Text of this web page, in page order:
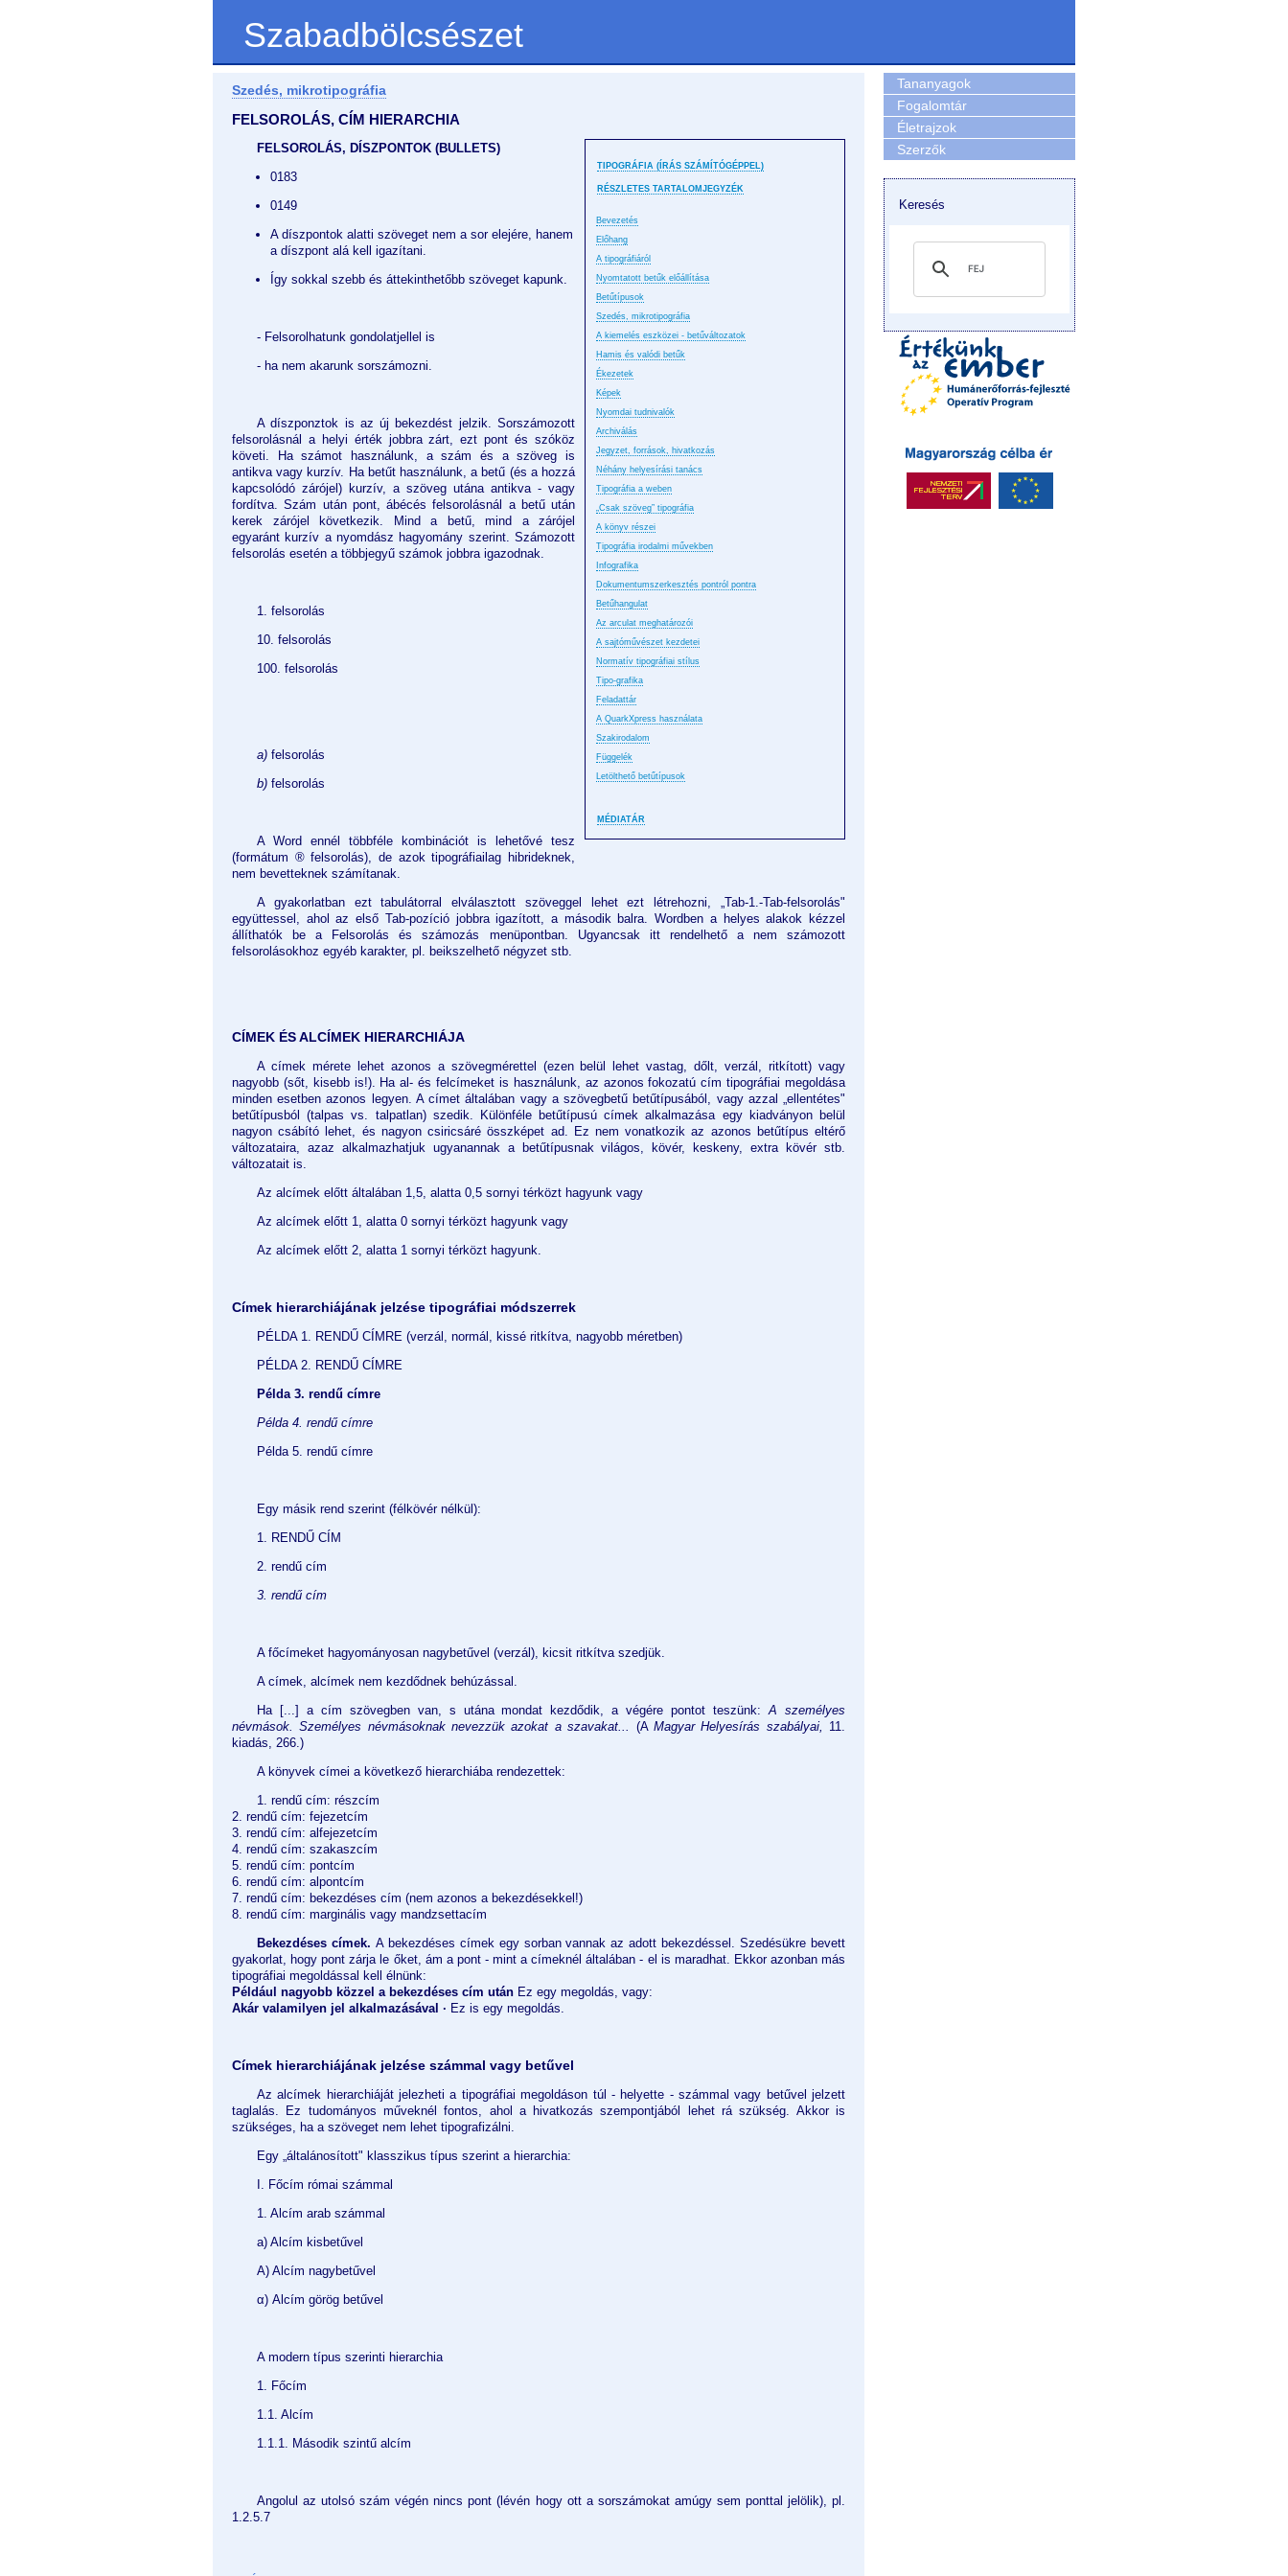
Szabadbölcsészet
Szedés, mikrotipográfia
FELSOROLÁS, CÍM HIERARCHIA
TIPOGRÁFIA (ÍRÁS SZÁMÍTÓGÉPPEL)
RÉSZLETES TARTALOMJEGYZÉK
Bevezetés
Előhang
A tipográfiáról
Nyomtatott betűk előállítása
Betűtípusok
Szedés, mikrotipográfia
A kiemelés eszközei - betűváltozatok
Hamis és valódi betűk
Ékezetek
Képek
Nyomdai tudnivalók
Archiválás
Jegyzet, források, hivatkozás
Néhány helyesírási tanács
Tipográfia a weben
„Csak szöveg” tipográfia
A könyv részei
Tipográfia irodalmi művekben
Infografika
Dokumentumszerkesztés pontról pontra
Betűhangulat
Az arculat meghatározói
A sajtóművészet kezdetei
Normatív tipográfiai stílus
Tipo-grafika
Feladattár
A QuarkXpress használata
Szakirodalom
Függelék
Letölthető betűtípusok
MÉDIATÁR
FELSOROLÁS, DÍSZPONTOK (BULLETS)
0183
0149
A díszpontok alatti szöveget nem a sor elejére, hanem
a díszpont alá kell igazítani.
Így sokkal szebb és áttekinthetőbb szöveget kapunk.
- Felsorolhatunk gondolatjellel is
- ha nem akarunk sorszámozni.
A díszponztok is az új bekezdést jelzik. Sorszámozott
felsorolásnál a helyi érték jobbra zárt, ezt pont és szóköz
követi. Ha számot használunk, a szám és a szöveg is
antikva vagy kurzív. Ha betűt használunk, a betű (és a hozzá
kapcsolódó zárójel) kurzív, a szöveg utána antikva - vagy
fordítva. Szám után pont, ábécés felsorolásnál a betű után
kerek zárójel következik. Mind a betű, mind a zárójel
egyaránt kurzív a nyomdász hagyomány szerint. Számozott
felsorolás esetén a többjegyű számok jobbra igazodnak.
1. felsorolás
10. felsorolás
100. felsorolás
a) felsorolás
b) felsorolás
A Word ennél többféle kombinációt is lehetővé tesz
(formátum ® felsorolás), de azok tipográfiailag hibrideknek,
nem bevetteknek számítanak.
A gyakorlatban ezt tabulátorral elválasztott szöveggel lehet ezt létrehozni, „Tab-1.-Tab-felsorolás"
együttessel, ahol az első Tab-pozíció jobbra igazított, a második balra. Wordben a helyes alakok kézzel
állíthatók be a Felsorolás és számozás menüpontban. Ugyancsak itt rendelhető a nem számozott
felsorolásokhoz egyéb karakter, pl. beikszelhető négyzet stb.
CÍMEK ÉS ALCÍMEK HIERARCHIÁJA
A címek mérete lehet azonos a szövegmérettel (ezen belül lehet vastag, dőlt, verzál, ritkított) vagy
nagyobb (sőt, kisebb is!). Ha al- és felcímeket is használunk, az azonos fokozatú cím tipográfiai megoldása
minden esetben azonos legyen. A címet általában vagy a szövegbetű betűtípusából, vagy azzal „ellentétes"
betűtípusból (talpas vs. talpatlan) szedik. Különféle betűtípusú címek alkalmazása egy kiadványon belül
nagyon csábító lehet, és nagyon csiricsáré összképet ad. Ez nem vonatkozik az azonos betűtípus eltérő
változataira, azaz alkalmazhatjuk ugyanannak a betűtípusnak világos, kövér, keskeny, extra kövér stb.
változatait is.
Az alcímek előtt általában 1,5, alatta 0,5 sornyi térközt hagyunk vagy
Az alcímek előtt 1, alatta 0 sornyi térközt hagyunk vagy
Az alcímek előtt 2, alatta 1 sornyi térközt hagyunk.
Címek hierarchiájának jelzése tipográfiai módszerrek
PÉLDA 1. RENDŰ CÍMRE (verzál, normál, kissé ritkítva, nagyobb méretben)
PÉLDA 2. RENDŰ CÍMRE
Példa 3. rendű címre
Példa 4. rendű címre
Példa 5. rendű címre
Egy másik rend szerint (félkövér nélkül):
1. RENDŰ CÍM
2. rendű cím
3. rendű cím
A főcímeket hagyományosan nagybetűvel (verzál), kicsit ritkítva szedjük.
A címek, alcímek nem kezdődnek behúzással.
Ha [...] a cím szövegben van, s utána mondat kezdődik, a végére pontot teszünk:A személyes
névmások. Személyes névmásoknak nevezzük azokat a szava­kat... (A Magyar Helyesírás szabályai, 11.
kiadás, 266.)
A könyvek címei a következő hierarchiába rendezettek:
1. rendű cím: részcím
2. rendű cím: fejezetcím
3. rendű cím: alfejezetcím
4. rendű cím: szakaszcím
5. rendű cím: pontcím
6. rendű cím: alpontcím
7. rendű cím: bekezdéses cím (nem azonos a bekezdésekkel!)
8. rendű cím: marginális vagy mandzsettacím
Bekezdéses címek. A bekezdéses címek egy sorban vannak az adott bekezdéssel. Szedésükre bevett
gyakorlat, hogy pont zárja le őket, ám a pont - mint a címeknél általában - el is maradhat. Ekkor azonban más
tipográfiai megoldással kell élnünk:
Például nagyobb közzel a bekezdéses cím után Ez egy megoldás, vagy:
Akár valamilyen jel alkalmazásával · Ez is egy megoldás.
Címek hierarchiájának jelzése számmal vagy betűvel
Az alcímek hierarchiáját jelezheti a tipográfiai megoldáson túl - helyette - számmal vagy betűvel jelzett
taglalás. Ez tudományos műveknél fontos, ahol a hivatkozás szempontjából lehet rá szükség. Akkor is
szükséges, ha a szöveget nem lehet tipografizálni.
Egy „általánosított" klasszikus típus szerint a hierarchia:
I. Főcím római számmal
1. Alcím arab számmal
a) Alcím kisbetűvel
A) Alcím nagybetűvel
α) Alcím görög betűvel
A modern típus szerinti hierarchia
1. Főcím
1.1. Alcím
1.1.1. Második szintű alcím
Angolul az utolsó szám végén nincs pont (lévén hogy ott a sorszámokat amúgy sem ponttal jelölik), pl.
1.2.5.7
Tananyagok
Fogalomtár
Életrajzok
Szerzők
Keresés